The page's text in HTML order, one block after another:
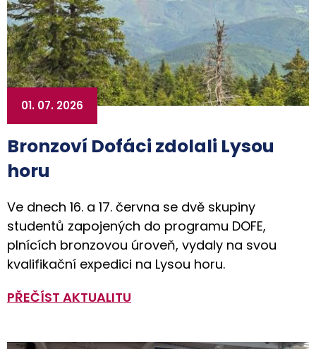
Bronzoví Dofáci zdolali Lysou
horu
01. 07. 2026
Ve dnech 16. a 17. června se dvě skupiny
studentů zapojených do programu DOFE,
plnících bronzovou úroveň, vydaly na svou
kvalifikační expedici na Lysou horu.
PŘEČÍST AKTUALITU